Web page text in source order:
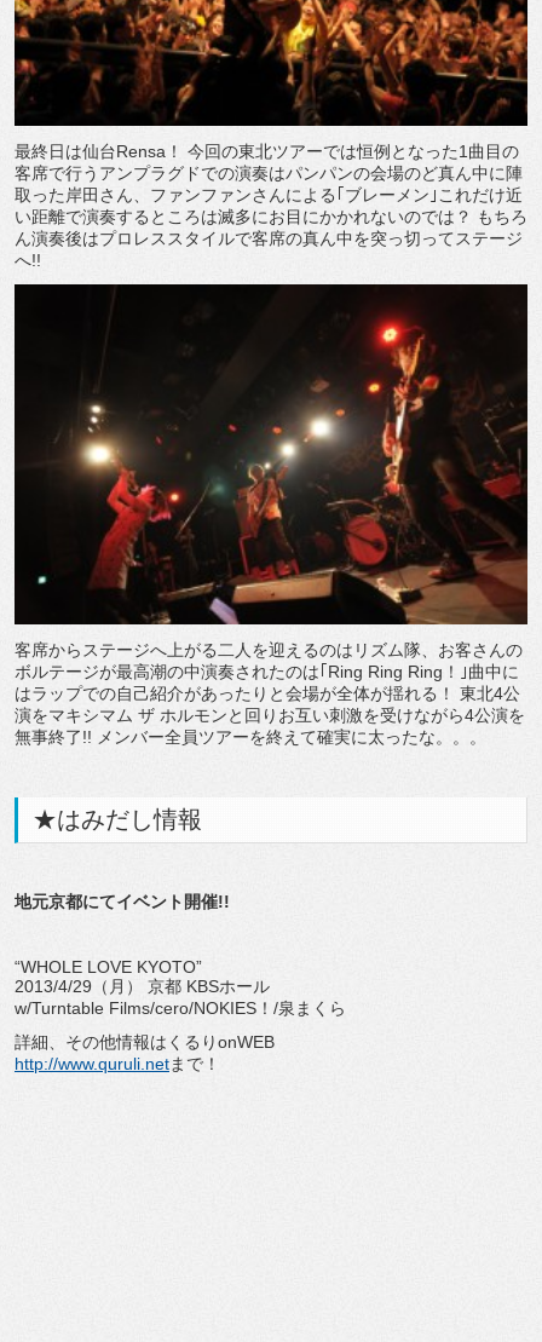
最終日は仙台Rensa！ 今回の東北ツアーでは恒例となった1曲目の
客席で行うアンプラグドでの演奏はパンパンの会場のど真ん中に陣
取った岸田さん、ファンファンさんによる｢ブレーメン｣これだけ近
い距離で演奏するところは滅多にお目にかかれないのでは？ もちろ
ん演奏後はプロレススタイルで客席の真ん中を突っ切ってステージ
へ!!
客席からステージへ上がる二人を迎えるのはリズム隊、お客さんの
ボルテージが最高潮の中演奏されたのは｢Ring Ring Ring！｣曲中に
はラップでの自己紹介があったりと会場が全体が揺れる！ 東北4公
演をマキシマム ザ ホルモンと回りお互い刺激を受けながら4公演を
無事終了!! メンバー全員ツアーを終えて確実に太ったな。。。
★はみだし情報
地元京都にてイベント開催!!
“WHOLE LOVE KYOTO”
2013/4/29（月） 京都 KBSホール
w/Turntable Films/cero/NOKIES！/泉まくら
詳細、その他情報はくるりonWEB
http://www.quruli.netまで！